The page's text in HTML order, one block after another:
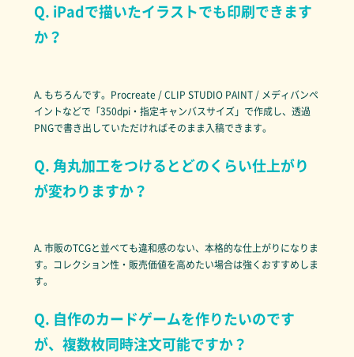
Q. iPadで描いたイラストでも印刷できます
か？
A. もちろんです。Procreate / CLIP STUDIO PAINT / メディバンペ
イントなどで「350dpi・指定キャンバスサイズ」で作成し、透過
PNGで書き出していただければそのまま入稿できます。
Q. 角丸加工をつけるとどのくらい仕上がり
が変わりますか？
A. 市販のTCGと並べても違和感のない、本格的な仕上がりになりま
す。コレクション性・販売価値を高めたい場合は強くおすすめしま
す。
Q. 自作のカードゲームを作りたいのです
が、複数枚同時注文可能ですか？